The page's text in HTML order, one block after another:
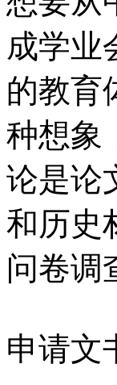
成学业
的教育
种想象
论是论
和历史
问卷调
申请文